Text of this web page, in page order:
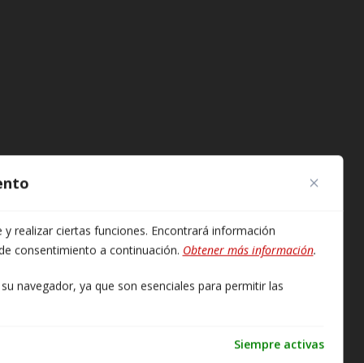
realizar ciertas funciones. Encontrará información
consentimiento a continuación. Obtener más información.
navegador, ya que son esenciales para permitir las
Siempre activas